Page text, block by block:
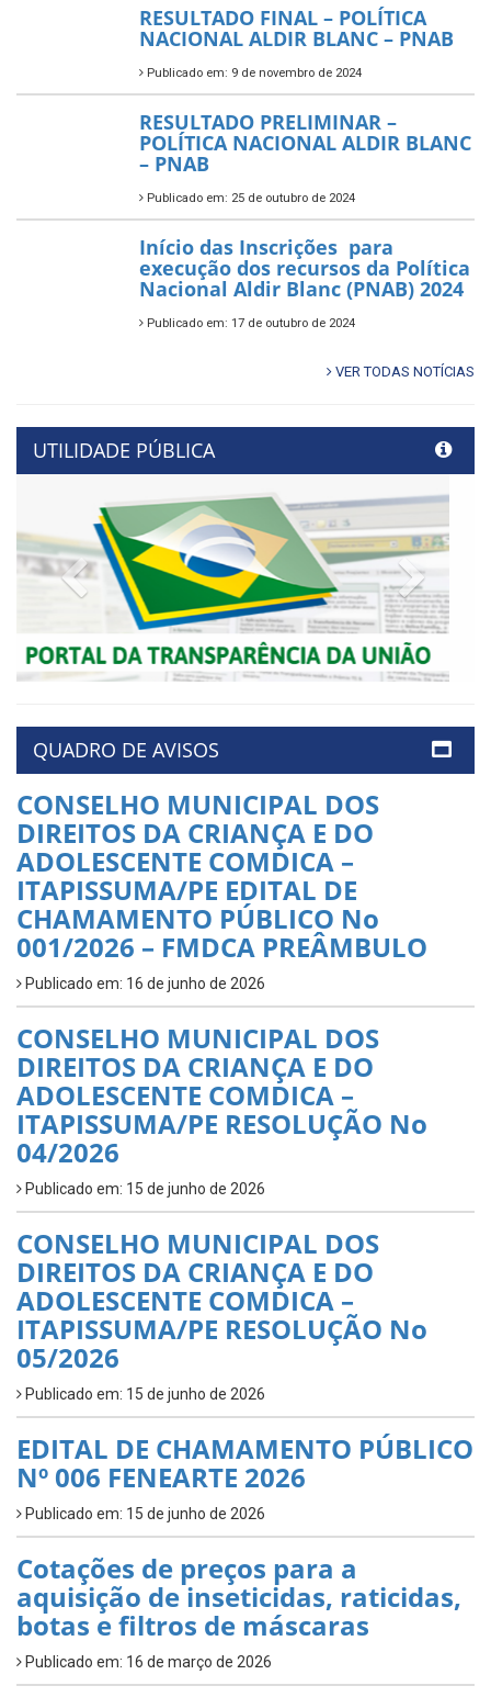
RESULTADO FINAL – POLÍTICA
NACIONAL ALDIR BLANC – PNAB
Publicado em: 9 de novembro de 2024
RESULTADO PRELIMINAR –
POLÍTICA NACIONAL ALDIR BLANC
– PNAB
Publicado em: 25 de outubro de 2024
Início das Inscrições para
execução dos recursos da Política
Nacional Aldir Blanc (PNAB) 2024
Publicado em: 17 de outubro de 2024
VER TODAS NOTÍCIAS
UTILIDADE PÚBLICA
Previous
QUADRO DE AVISOS
CONSELHO MUNICIPAL DOS
DIREITOS DA CRIANÇA E DO
ADOLESCENTE COMDICA –
ITAPISSUMA/PE EDITAL DE
CHAMAMENTO PÚBLICO No
001/2026 – FMDCA PREÂMBULO
Publicado em: 16 de junho de 2026
CONSELHO MUNICIPAL DOS
DIREITOS DA CRIANÇA E DO
ADOLESCENTE COMDICA –
ITAPISSUMA/PE RESOLUÇÃO No
04/2026
Publicado em: 15 de junho de 2026
CONSELHO MUNICIPAL DOS
DIREITOS DA CRIANÇA E DO
ADOLESCENTE COMDICA –
ITAPISSUMA/PE RESOLUÇÃO No
05/2026
Publicado em: 15 de junho de 2026
EDITAL DE CHAMAMENTO PÚBLICO
Nº 006 FENEARTE 2026
Publicado em: 15 de junho de 2026
Cotações de preços para a
aquisição de inseticidas, raticidas,
botas e filtros de máscaras
Publicado em: 16 de março de 2026